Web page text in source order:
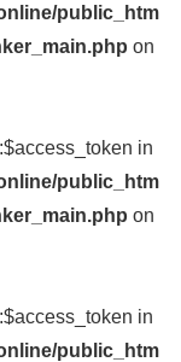
public_htm
on
in
public_htm
on
in
public_htm